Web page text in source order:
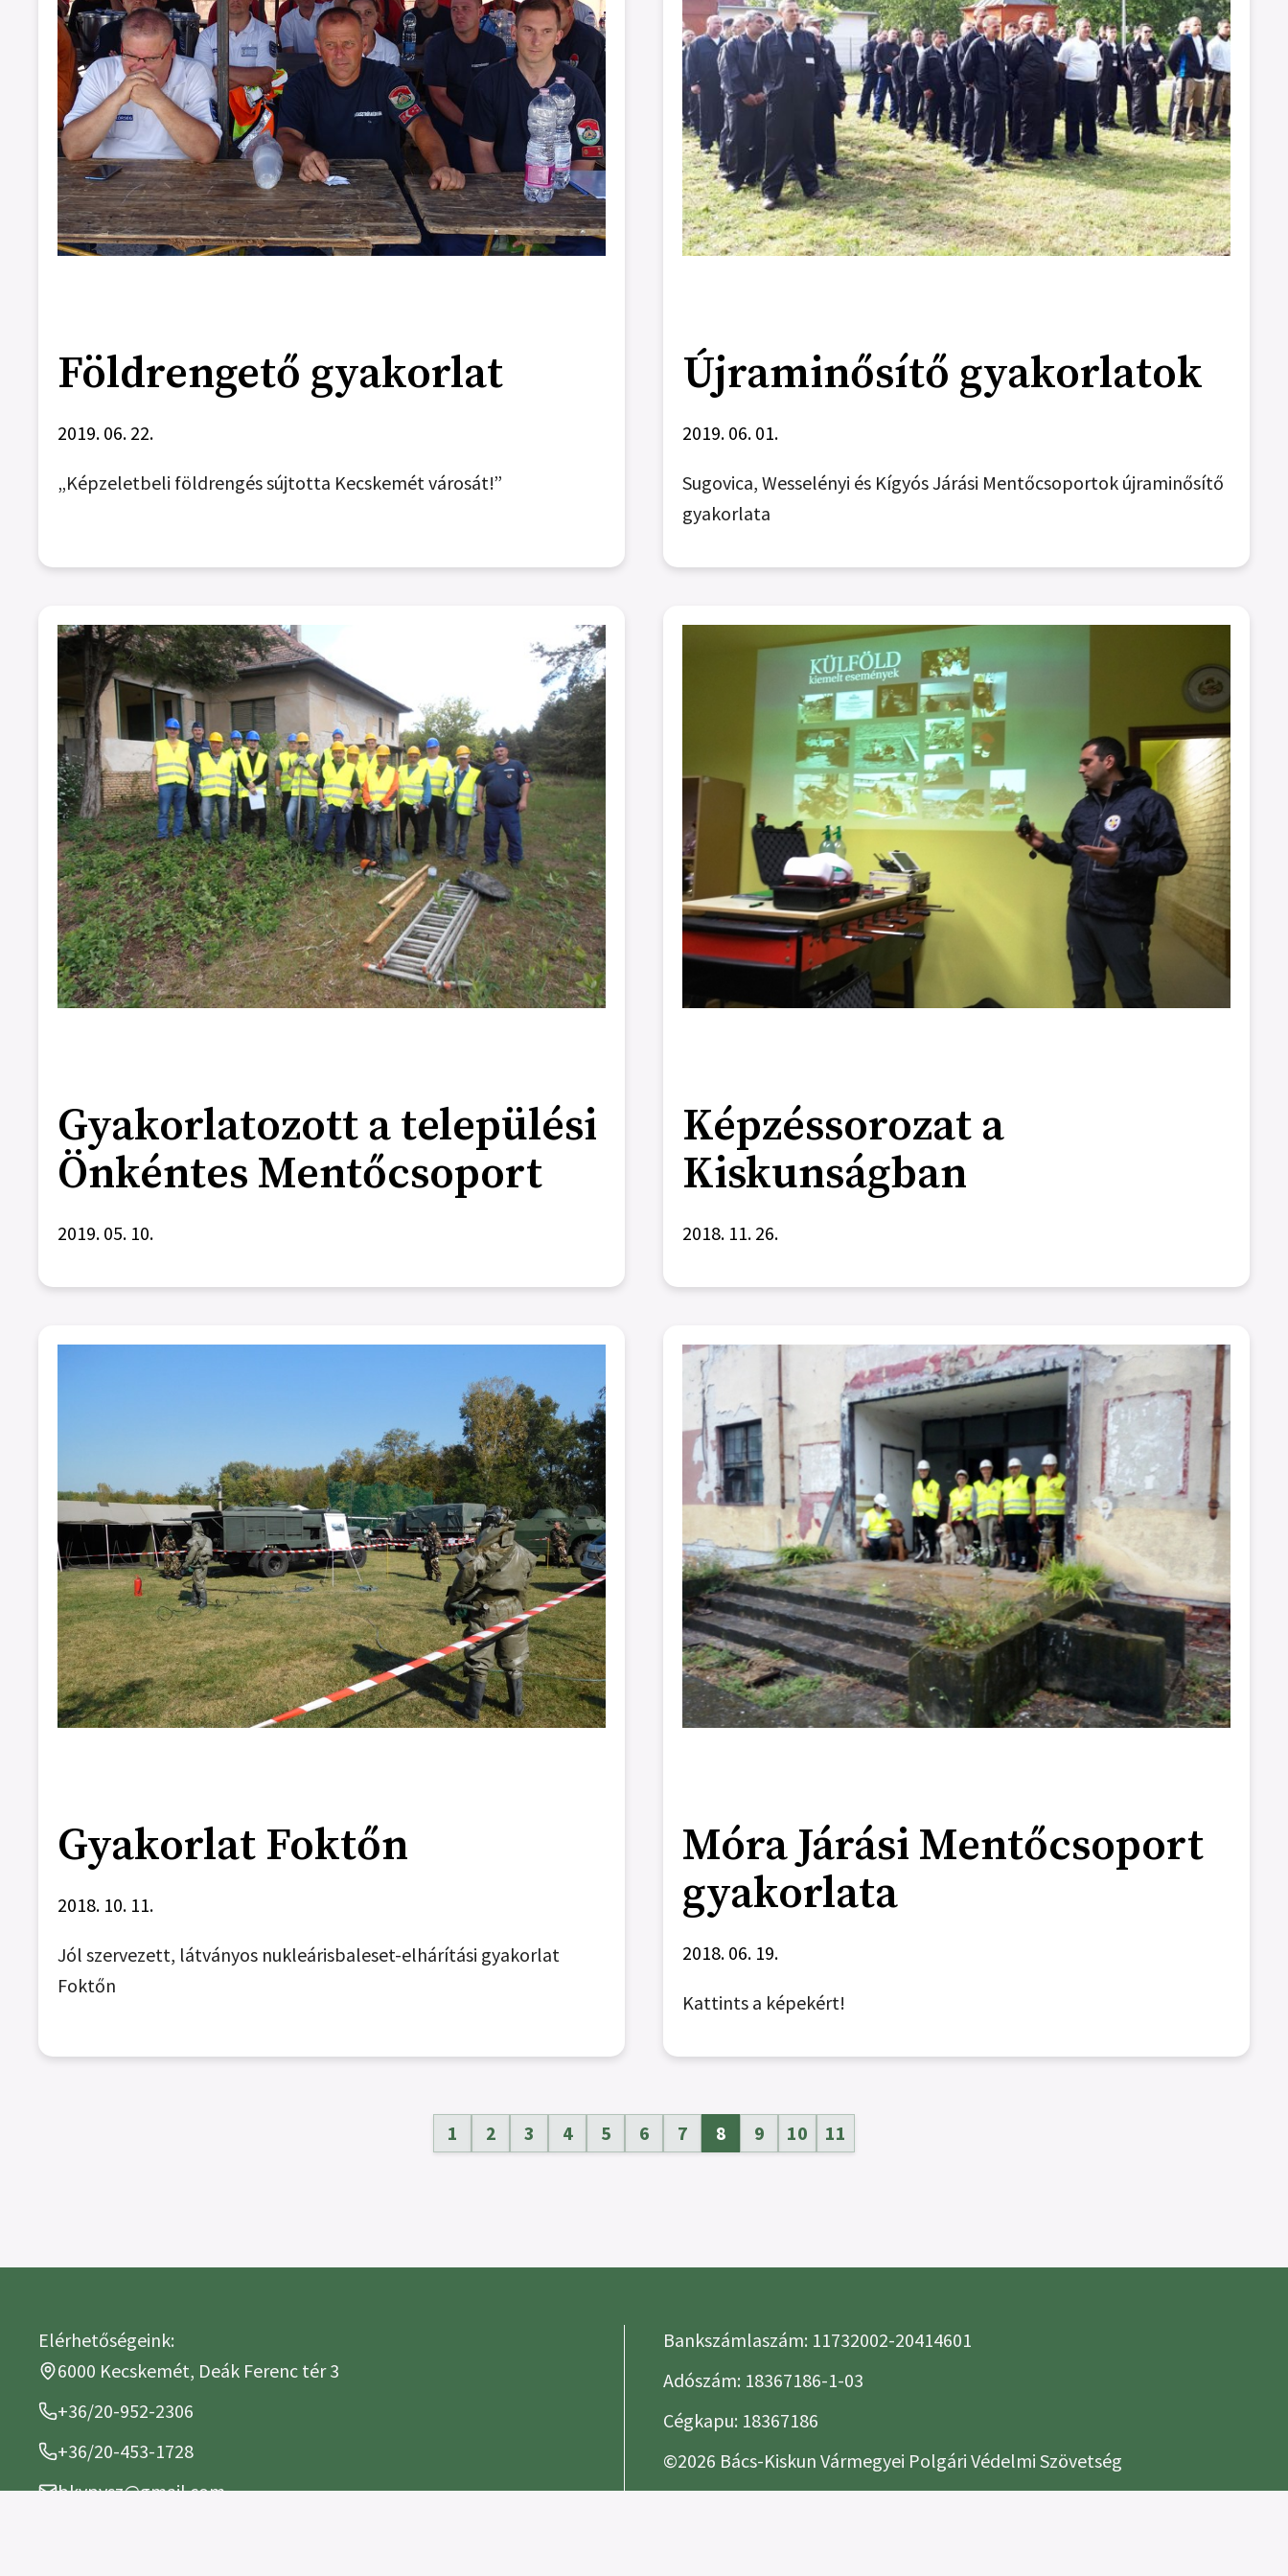
Földrengető gyakorlat
2019. 06. 22.
„Képzeletbeli földrengés sújtotta Kecskemét városát!”
Újraminősítő gyakorlatok
2019. 06. 01.
Sugovica, Wesselényi és Kígyós Járási Mentőcsoportok újraminősítő
gyakorlata
Gyakorlatozott a települési
Önkéntes Mentőcsoport
2019. 05. 10.
Képzéssorozat a
Kiskunságban
2018. 11. 26.
Gyakorlat Foktőn
2018. 10. 11.
Jól szervezett, látványos nukleárisbaleset-elhárítási gyakorlat
Foktőn
Móra Járási Mentőcsoport
gyakorlata
2018. 06. 19.
Kattints a képekért!
1 2 3 4 5 6 7 8 9 10 11
Elérhetőségeink:
6000 Kecskemét, Deák Ferenc tér 3
+36/20-952-2306
+36/20-453-1728
bkvpvsz@gmail.com
Bankszámlaszám: 11732002-20414601
Adószám: 18367186-1-03
Cégkapu: 18367186
©2026 Bács-Kiskun Vármegyei Polgári Védelmi Szövetség